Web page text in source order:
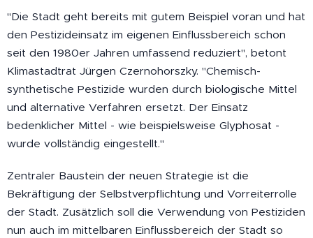
"Die Stadt geht bereits mit gutem Beispiel voran und hat
den Pestizideinsatz im eigenen Einflussbereich schon
seit den 1980er Jahren umfassend reduziert", betont
Klimastadtrat Jürgen Czernohorszky. "Chemisch-
synthetische Pestizide wurden durch biologische Mittel
und alternative Verfahren ersetzt. Der Einsatz
bedenklicher Mittel - wie beispielsweise Glyphosat -
wurde vollständig eingestellt."
Zentraler Baustein der neuen Strategie ist die
Bekräftigung der Selbstverpflichtung und Vorreiterrolle
der Stadt. Zusätzlich soll die Verwendung von Pestiziden
nun auch im mittelbaren Einflussbereich der Stadt so